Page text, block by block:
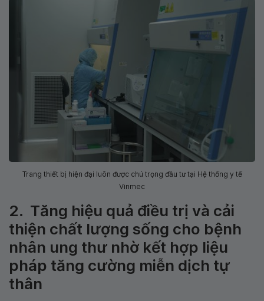
Trang thiết bị hiện đại luôn được chú trọng đầu tư tại Hệ thống y tế
Vinmec
2. Tăng hiệu quả điều trị và cải
thiện chất lượng sống cho bệnh
nhân ung thư nhờ kết hợp liệu
pháp tăng cường miễn dịch tự
thân